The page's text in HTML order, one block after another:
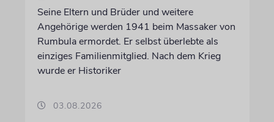
Seine Eltern und Brüder und weitere
Angehörige werden 1941 beim Massaker von
Rumbula ermordet. Er selbst überlebte als
einziges Familienmitglied. Nach dem Krieg
wurde er Historiker
03.08.2026